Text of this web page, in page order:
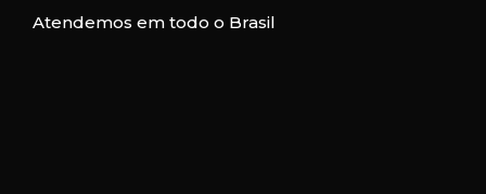
Atendemos em todo o Brasil